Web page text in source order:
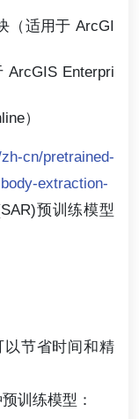
（适用于 ArcGI
ArcGIS Enterpri
）
cn/pretrained-
extraction-
预训练模型
节省时间和精
训练模型：